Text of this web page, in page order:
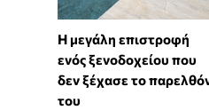
Η μεγάλη επιστροφή
ενός ξενοδοχείου που
δεν ξέχασε το
του